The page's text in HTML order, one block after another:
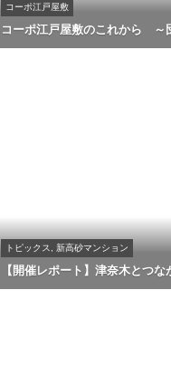
コーポ江戸屋敷
コーポ江戸屋敷のこれから ～
トピックス, 新高砂マンション
【開催レポート】津奈木とつ